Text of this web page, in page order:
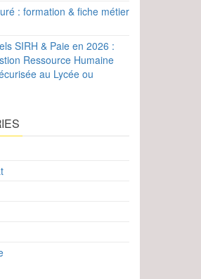
: formation & fiche métier
SIRH & Paie en 2026 :
Ressource Humaine
au Lycée ou